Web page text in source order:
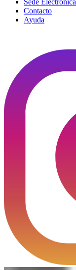
Sede Electrónica
Contacto
Ayuda